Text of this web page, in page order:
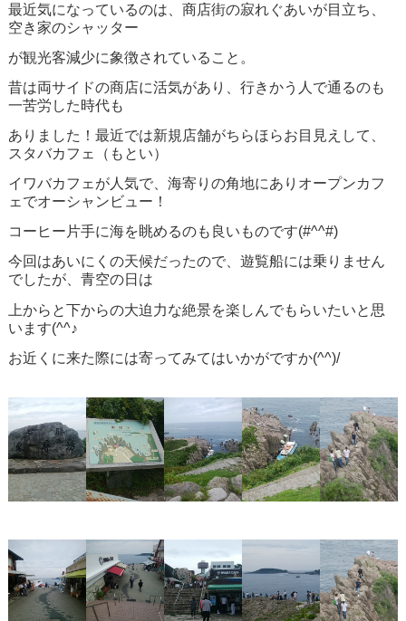
最近気になっているのは、商店街の寂れぐあいが目立ち、
空き家のシャッター
が観光客減少に象徴されていること。
昔は両サイドの商店に活気があり、行きかう人で通るのも
一苦労した時代も
ありました！最近では新規店舗がちらほらお目見えして、
スタバカフェ（もとい）
イワバカフェが人気で、海寄りの角地にありオープンカフ
ェでオーシャンビュー！
コーヒー片手に海を眺めるのも良いものです(#^^#)
今回はあいにくの天候だったので、遊覧船には乗りません
でしたが、青空の日は
上からと下からの大迫力な絶景を楽しんでもらいたいと思
います(^^♪
お近くに来た際には寄ってみてはいかがですか(^^)/